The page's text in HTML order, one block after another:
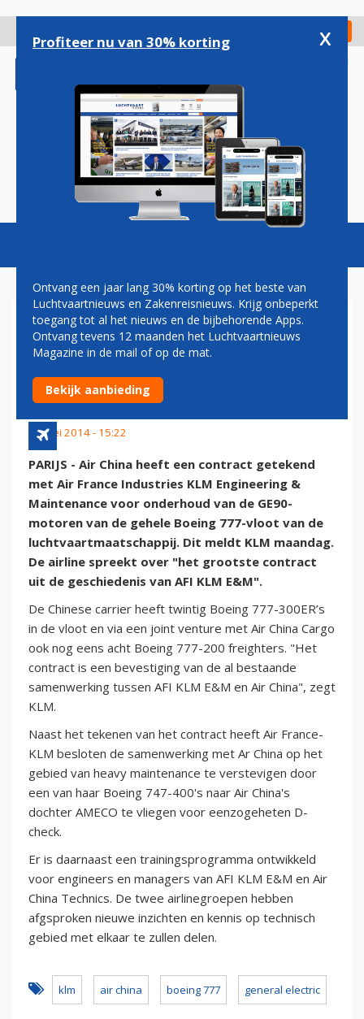
gaan
Check in
Magazine Podcasts Vacatures
MEGACONTRACT
ONDERHOUDSDIENST AF-
KLM IN CHINA
26 mei 2014 - 15:22
PARIJS - Air China heeft een contract getekend
met Air France Industries KLM Engineering &
Maintenance voor onderhoud van de GE90-
motoren van de gehele Boeing 777-vloot van de
luchtvaartmaatschappij. Dit meldt KLM maandag.
De airline spreekt over "het grootste contract
uit de geschiedenis van AFI KLM E&M".
De Chinese carrier heeft twintig Boeing 777-300ER’s
in de vloot en via een joint venture met Air China Cargo
ook nog eens acht Boeing 777-200 freighters. "Het
contract is een bevestiging van de al bestaande
samenwerking tussen AFI KLM E&M en Air China", zegt
KLM.
Naast het tekenen van het contract heeft Air France-
KLM besloten de samenwerking met Ar China op het
gebied van heavy maintenance te verstevigen door
een van haar Boeing 747-400's naar Air China's
dochter AMECO te vliegen voor eenzogeheten D-
check.
Er is daarnaast een trainingsprogramma ontwikkeld
voor engineers en managers van AFI KLM E&M en Air
China Technics. De twee airlinegroepen hebben
afgsproken nieuwe inzichten en kennis op technisch
gebied met elkaar te zullen delen.
klm air china boeing 777 general electric
Profiteer nu van 30% korting x
Ontvang een jaar lang 30% korting op het beste van
Luchtvaartnieuws en Zakenreisnieuws. Krijg onbeperkt
toegang tot al het nieuws en de bijbehorende Apps.
Ontvang tevens 12 maanden het Luchtvaartnieuws
Magazine in de mail of op de mat.
Bekijk aanbieding